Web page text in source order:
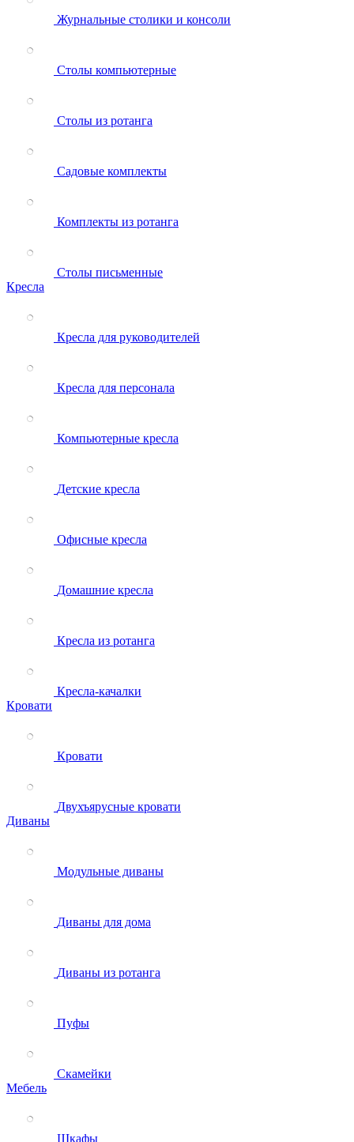
Журнальные столики и консоли
Столы компьютерные
Столы из ротанга
Садовые комплекты
Комплекты из ротанга
Столы письменные
Кресла
Кресла для руководителей
Кресла для персонала
Компьютерные кресла
Детские кресла
Офисные кресла
Домашние кресла
Кресла из ротанга
Кресла-качалки
Кровати
Кровати
Двухъярусные кровати
Диваны
Модульные диваны
Диваны для дома
Диваны из ротанга
Пуфы
Скамейки
Мебель
Шкафы